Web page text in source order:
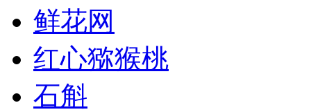
鲜花网
红心猕猴桃
石斛